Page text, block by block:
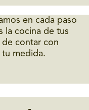
en cada paso
la cocina de tus
contar con
medida.